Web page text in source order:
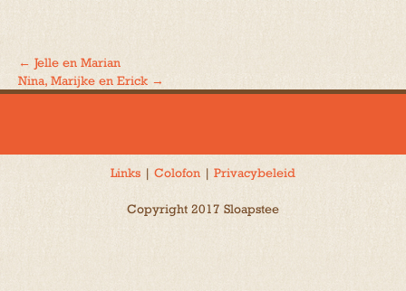
Bericht
← Jelle en Marian
Nina, Marijke en Erick →
Links | Colofon | Privacybeleid
Copyright 2017 Sloapstee